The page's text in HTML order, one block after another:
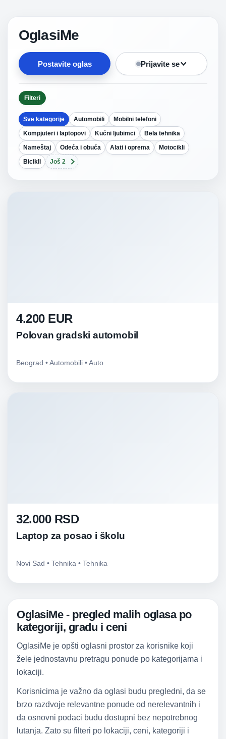
OglasiMe
Postavite oglas Prijavite se
Filteri
Sve kategorije Automobili
Mobilni telefoni
Kompjuteri i laptopovi
Kućni ljubimci
Bela tehnika
Nameštaj
Odeća i obuća Alati i oprema
Motocikli
Bicikli
Još 2
4.200 EUR
Polovan gradski automobil
Beograd • Automobili • Auto
32.000 RSD
Laptop za posao i školu
Novi Sad • Tehnika • Tehnika
OglasiMe - pregled malih oglasa po
kategoriji, gradu i ceni
OglasiMe je opšti oglasni prostor za korisnike koji
žele jednostavnu pretragu ponude po kategorijama i
lokaciji.
Korisnicima je važno da oglasi budu pregledni, da se
brzo razdvoje relevantne ponude od nerelevantnih i
da osnovni podaci budu dostupni bez nepotrebnog
lutanja. Zato su filteri po lokaciji, ceni, kategoriji i